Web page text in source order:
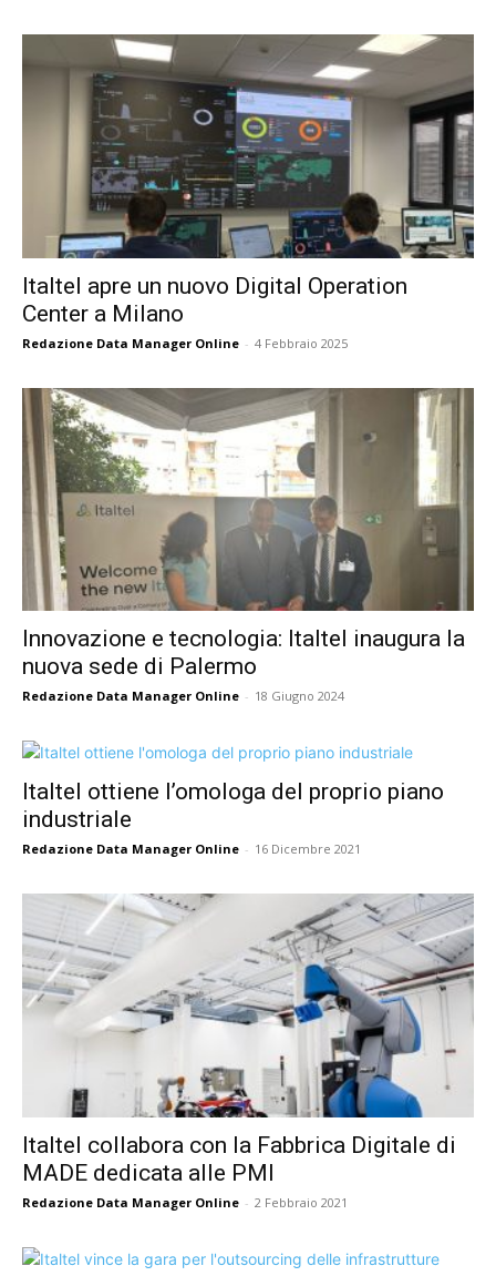
Italtel apre un nuovo Digital Operation
Center a Milano
Redazione Data Manager Online - 4 Febbraio 2025
Innovazione e tecnologia: Italtel inaugura la
nuova sede di Palermo
Redazione Data Manager Online - 18 Giugno 2024
Italtel ottiene l’omologa del proprio piano
industriale
Redazione Data Manager Online - 16 Dicembre 2021
Italtel collabora con la Fabbrica Digitale di
MADE dedicata alle PMI
Redazione Data Manager Online - 2 Febbraio 2021